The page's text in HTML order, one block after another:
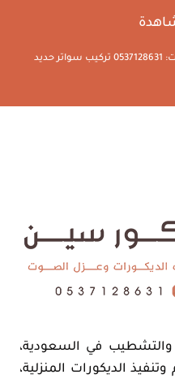
تركيب سواتر الدمام ت: 0537128631 تركيب سواتر حديد
والتشطيب في السعودية،
الديكورات المنزلية،